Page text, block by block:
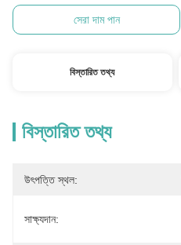
সেরা দাম পান
বিস্তারিত তথ্য
বিস্তারিত তথ্য
উৎপত্তি স্থল:
সাক্ষ্যদান: